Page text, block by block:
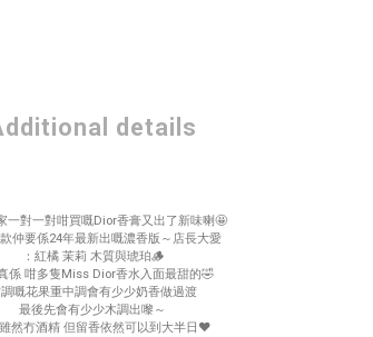
details
一對一對咁買嘅Dior香膏又出了新味喇🤩
仲要係24年最新出嘅濃香版～店長大愛
：紅橘 茉莉 木質與琥珀🪵
係 咁多隻Miss Dior香水入面最甜的🤣
嘅花果重中調會有少少奶香做過渡
最後先會有少少木調出嚟～
然冇酒精 但留香依然可以到大半日❤️